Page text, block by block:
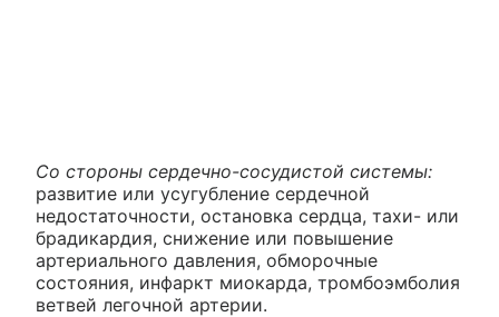
Со стороны сердечно-сосудистой системы:
развитие или усугубление сердечной
недостаточности, остановка сердца, тахи- или
брадикардия, снижение или повышение
артериального давления, обморочные
состояния, инфаркт миокарда, тромбоэмболия
ветвей легочной артерии.